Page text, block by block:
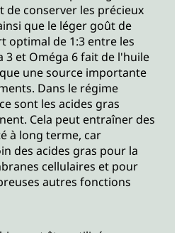
de conserver les précieux
que le léger goût de
optimal de 1:3 entre les
3 et Oméga 6 fait de l'huile
une source importante
Dans le régime
sont les acides gras
Cela peut entraîner des
à long terme, car
des acides gras pour la
cellulaires et pour
autres fonctions